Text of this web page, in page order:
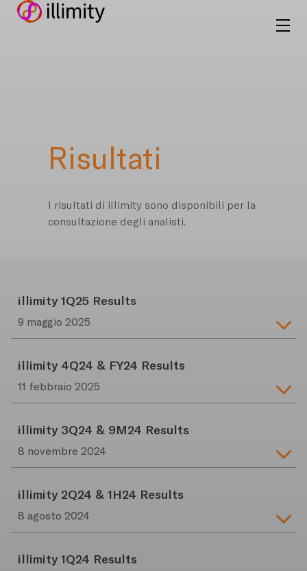
Risultati
I risultati di illimity sono disponibili per la
consultazione degli analisti.
illimity 1Q25 Results
9 maggio 2025
illimity 4Q24 & FY24 Results
11 febbraio 2025
illimity 3Q24 & 9M24 Results
8 novembre 2024
illimity 2Q24 & 1H24 Results
8 agosto 2024
illimity 1Q24 Results